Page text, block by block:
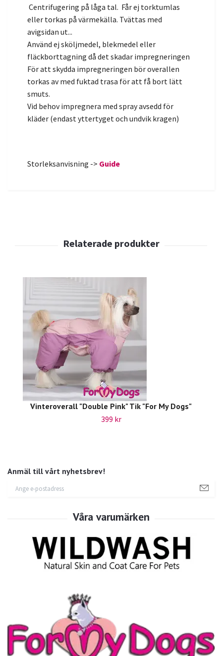
Anmäl till vårt nyhetsbrev!
Centrifugering på låga tal. Får ej torktumlas
eller torkas på värmekälla. Tvättas med
avigsidan ut...
Använd ej sköljmedel, blekmedel eller
fläckborttagning då det skadar impregneringen
För att skydda impregneringen bör overallen
torkas av med fuktad trasa för att få bort lätt
smuts.
Vid behov impregnera med spray avsedd för
kläder (endast yttertyget och undvik kragen)
Storleksanvisning -> Guide
Vinteroverall "Double Pink" Tik "For My Dogs"
399 kr